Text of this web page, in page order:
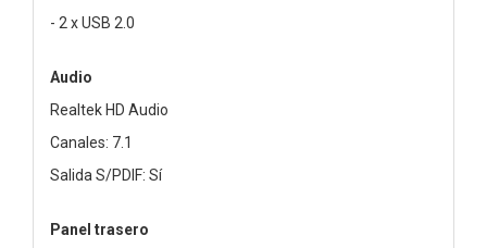
- 2 x USB 2.0
Audio
Realtek HD Audio
Canales: 7.1
Salida S/PDIF: Sí
Panel trasero